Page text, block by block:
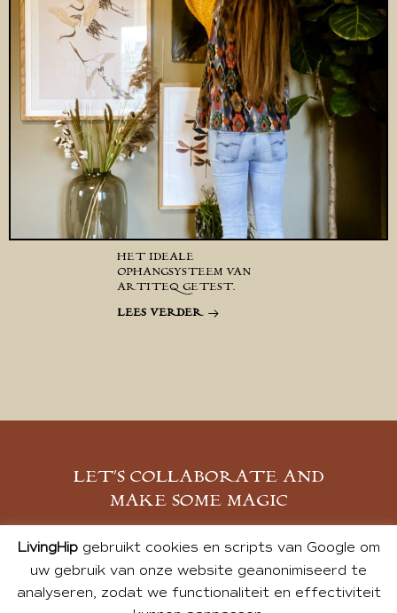
HET IDEALE
OPHANGSYSTEEM VAN
ARTITEQ GETEST.
LEES VERDER
LET’S COLLABORATE AND
MAKE SOME MAGIC
MELD JE AAN
LivingHipgebruikt cookies en scripts van Google om
uw gebruik van onze website geanonimiseerd te
analyseren, zodat we functionaliteit en effectiviteit